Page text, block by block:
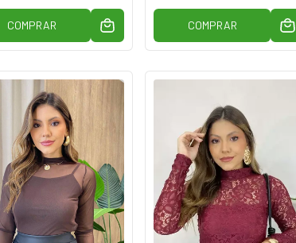
COMPRAR COMPRAR